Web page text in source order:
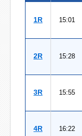
1R 15:01
2R 15:28
3R 15:55
4R 16:22